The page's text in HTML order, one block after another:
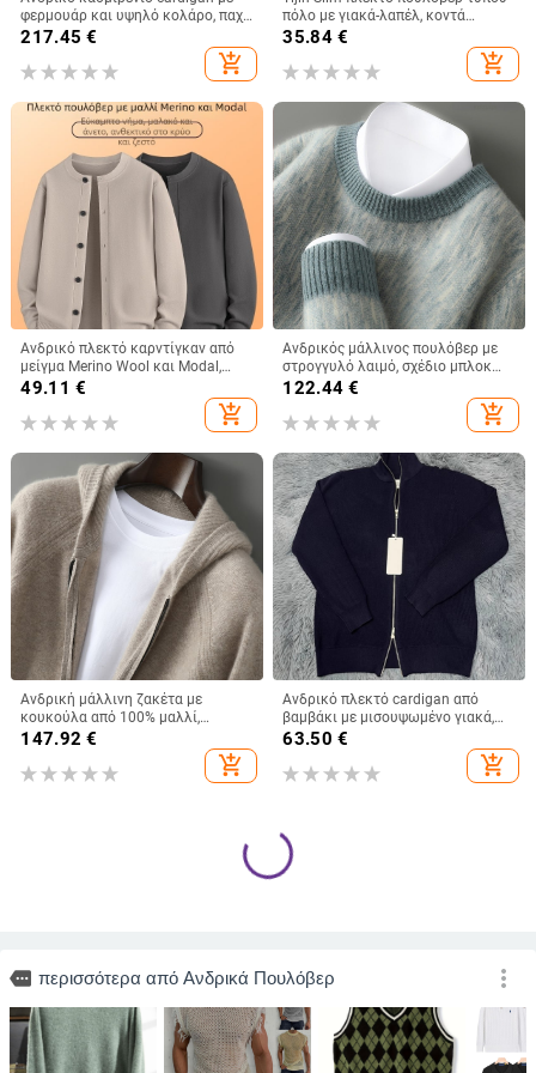
φερμουάρ και υψηλό κολάρο, παχύ
πλεκτό πουλόβερ
217.45 €
add_shopping_cart
πόλο με γιακά-λαπέλ, κοντά
μανίκια, ριγέ, πολυεστερική μίξη
35.84€
add_shopping_cart
Ανδρικό πλεκτό καρντίγκαν από
μείγμα Merino Wool και Modal,
χαλαρή γραμμή, στρογγυλός
49.11 €
add_shopping_cart
Ανδρικός μάλλινος πουλόβερ με
στρογγυλό λαιμό, σχέδιο μπλοκ
Τζακάρντ, διπλό-στρώσης πλέξη,
122.44 €
add_shopping_cart
Ανδρική μάλλινη ζακέτα με
κουκούλα από 100% μαλλί,
ελαφρώς φαρδιά γραμμή, jacquard
147.92 €
add_shopping_cart
Ανδρικό πλεκτό cardigan από
βαμβάκι με μισουψωμένο γιακά,
μακριά μανίκια, χαλαρή γραμμή,
63.50 €
add_shopping_cart
Ανδρικό φθινοπωρινό κασμιρένο
γιλέκο-καρντάγκαν, στενή γραμμή,
Ανδρικός πουλόβερ με φερμουάρ,
άνετη γραμμή, μακριά μανίκια,